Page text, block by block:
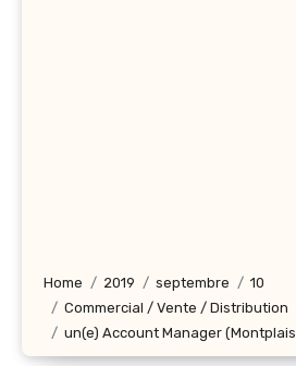
Home 2019 septembre
10
Commercial / Vente / Distribution
un(e) Account Manager